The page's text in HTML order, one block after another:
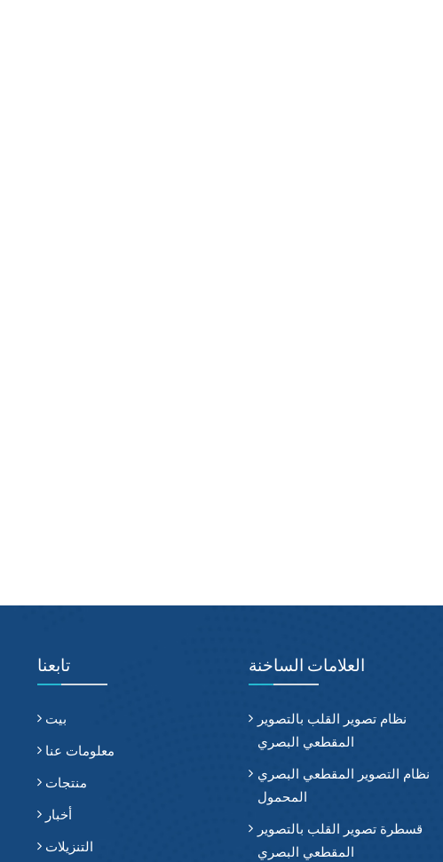
تابعنا
بيت
معلومات عنا
منتجات
أخبار
التنزيلات
العلامات الساخنة
نظام تصوير القلب بالتصوير
المقطعي البصري
نظام التصوير المقطعي البصري
المحمول
قسطرة تصوير القلب بالتصوير
المقطعي البصري